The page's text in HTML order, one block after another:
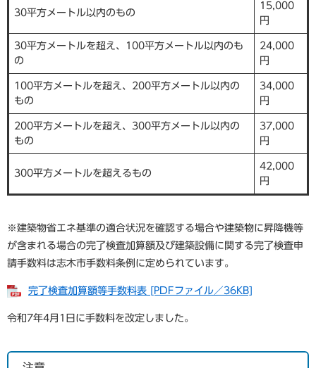
30平方メートル以内のもの
15,000
円
30平方メートルを超え、100平方メートル以内のも
の
24,000
円
100平方メートルを超え、200平方メートル以内の
もの
34,000
円
200平方メートルを超え、300平方メートル以内の
もの
37,000
円
300平方メートルを超えるもの
42,000
円
※建築物省エネ基準の適合状況を確認する場合や建築物に昇降機等
が含まれる場合の完了検査加算額及び建築設備に関する完了検査申
請手数料は志木市手数料条例に定められています。
完了検査加算額等手数料表 [PDFファイル／36KB]
令和7年4月1日に手数料を改定しました。